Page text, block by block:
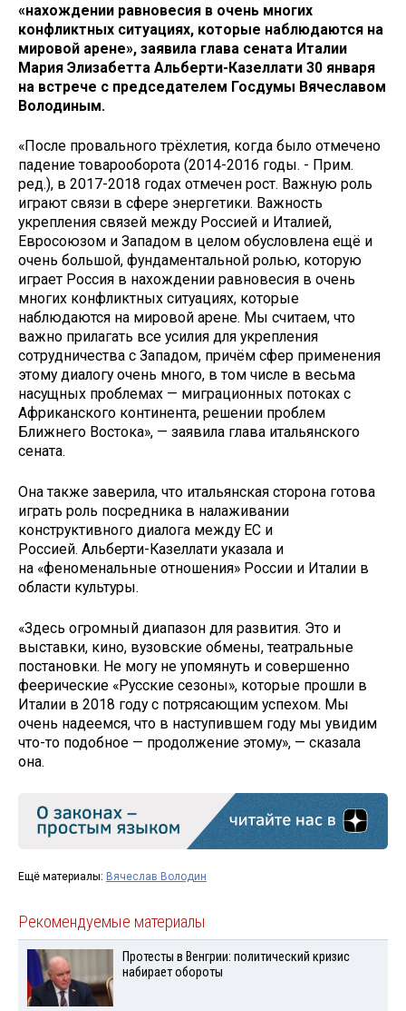
«нахождении равновесия в очень многих
конфликтных ситуациях, которые наблюдаются на
мировой арене», заявила глава сената Италии
Мария Элизабетта Альберти-Казеллати 30 января
на встрече с председателем Госдумы Вячеславом
Володиным.
«После провального трёхлетия, когда было отмечено
падение товарооборота (2014-2016 годы. - Прим.
ред.), в 2017-2018 годах отмечен рост. Важную роль
играют связи в сфере энергетики. Важность
укрепления связей между Россией и Италией,
Евросоюзом и Западом в целом обусловлена ещё и
очень большой, фундаментальной ролью, которую
играет Россия в нахождении равновесия в очень
многих конфликтных ситуациях, которые
наблюдаются на мировой арене. Мы считаем, что
важно прилагать все усилия для укрепления
сотрудничества с Западом, причём сфер применения
этому диалогу очень много, в том числе в весьма
насущных проблемах — миграционных потоках с
Африканского континента, решении проблем
Ближнего Востока», — заявила глава итальянского
сената.
Она также заверила, что итальянская сторона готова
играть роль посредника в налаживании
конструктивного диалога между ЕС и
Россией. Альберти-Казеллати указала и
на «феноменальные отношения» России и Италии в
области культуры.
«Здесь огромный диапазон для развития. Это и
выставки, кино, вузовские обмены, театральные
постановки. Не могу не упомянуть и совершенно
феерические «Русские сезоны», которые прошли в
Италии в 2018 году с потрясающим успехом. Мы
очень надеемся, что в наступившем году мы увидим
что-то подобное — продолжение этому», — сказала
она.
Ещё материалы: Вячеслав Володин
Рекомендуемые материалы
Протесты в Венгрии: политический кризис
набирает обороты